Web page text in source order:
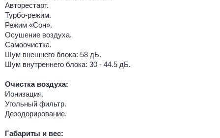
Авторестарт.
Турбо-режим.
Режим «Сон».
Осушение воздуха.
Самоочистка.
Шум внешнего блока: 58 дБ.
Шум внутреннего блока: 30 - 44.5 дБ.
Очистка воздуха:
Ионизация.
Угольный фильтр.
Дезодорирование.
Габариты и вес: